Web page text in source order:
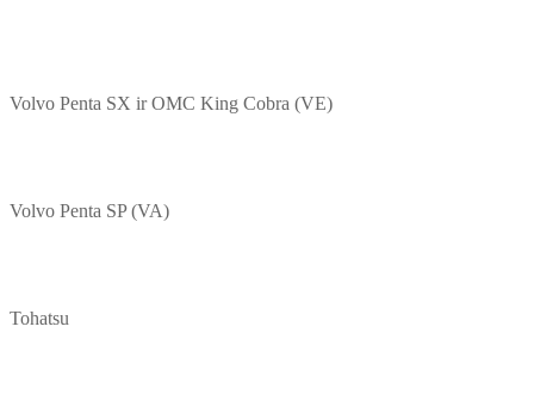
Volvo Penta SX ir OMC King Cobra (VE)
Volvo Penta SP (VA)
Tohatsu